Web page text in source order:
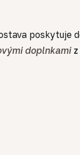
poskytuje
doplnkami